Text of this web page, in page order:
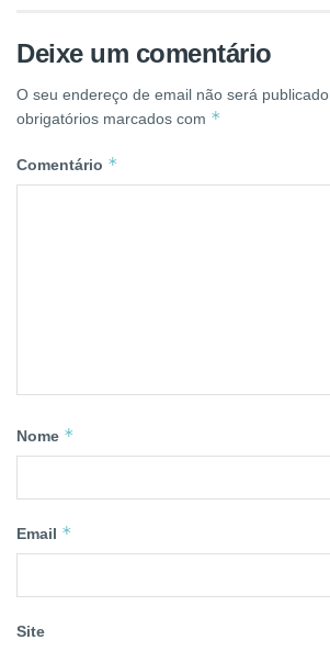
Deixe um comentário
O seu endereço de email não será publicado.
obrigatórios marcados com *
Comentário *
Nome *
Email *
Site